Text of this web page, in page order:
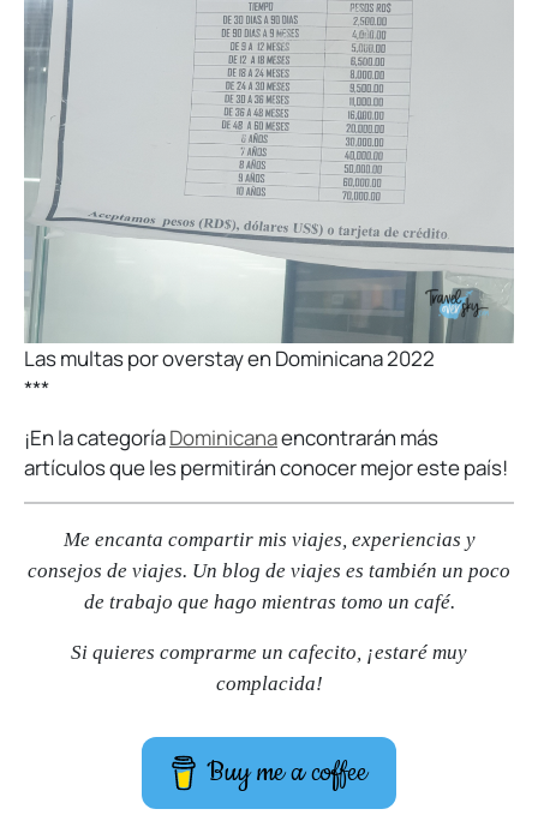
Las multas por overstay en Dominicana 2022
***
¡En la categoríaDominicanaencontrarán más
artículos que les permitirán conocer mejor este país!
Me encanta compartir mis viajes, experiencias y
consejos de viajes. Un blog de viajes es también un poco
de trabajo que hago mientras tomo un café.
Si quieres comprarme un cafecito, ¡estaré muy
complacida!
Buy me a coffee